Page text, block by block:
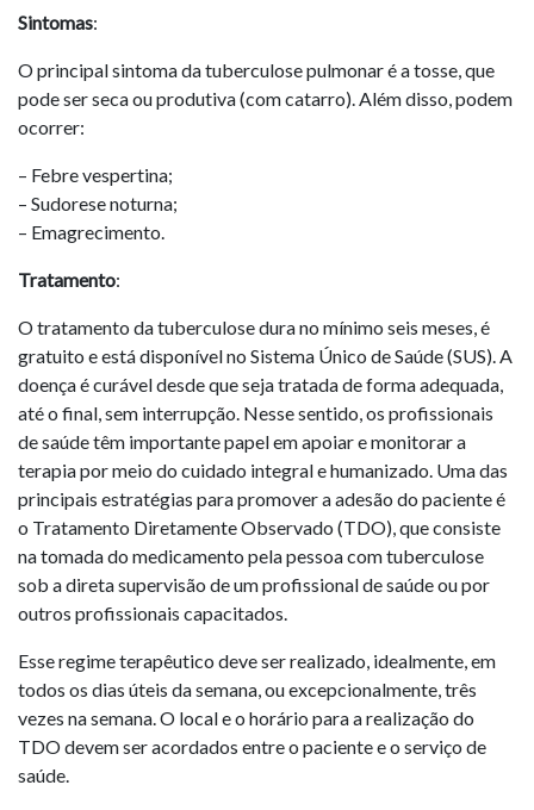
Sintomas:
O principal sintoma da tuberculose pulmonar é a tosse, que
pode ser seca ou produtiva (com catarro). Além disso, podem
ocorrer:
– Febre vespertina;
– Sudorese noturna;
– Emagrecimento.
Tratamento:
O tratamento da tuberculose dura no mínimo seis meses, é
gratuito e está disponível no Sistema Único de Saúde (SUS). A
doença é curável desde que seja tratada de forma adequada,
até o final, sem interrupção. Nesse sentido, os profissionais
de saúde têm importante papel em apoiar e monitorar a
terapia por meio do cuidado integral e humanizado. Uma das
principais estratégias para promover a adesão do paciente é
o Tratamento Diretamente Observado (TDO), que consiste
na tomada do medicamento pela pessoa com tuberculose
sob a direta supervisão de um profissional de saúde ou por
outros profissionais capacitados.
Esse regime terapêutico deve ser realizado, idealmente, em
todos os dias úteis da semana, ou excepcionalmente, três
vezes na semana. O local e o horário para a realização do
TDO devem ser acordados entre o paciente e o serviço de
saúde.